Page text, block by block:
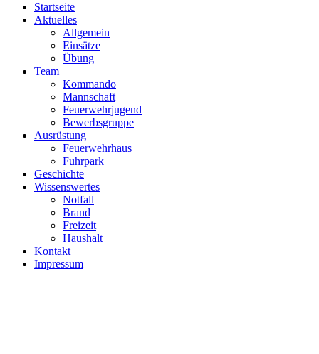
Startseite
Aktuelles
Allgemein
Einsätze
Übung
Team
Kommando
Mannschaft
Feuerwehrjugend
Bewerbsgruppe
Ausrüstung
Feuerwehrhaus
Fuhrpark
Geschichte
Wissenswertes
Notfall
Brand
Freizeit
Haushalt
Kontakt
Impressum